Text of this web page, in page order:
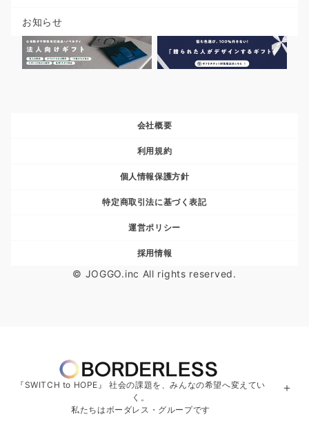
お知らせ
会社概要
利用規約
個人情報保護方針
特定商取引法に基づく表記
運営ポリシー
採用情報
© JOGGO.inc All rights reserved.
『SWITCH to HOPE』 社会の課題を、みんなの希望へ変えてい
く。
私たちはボーダレス・グループです
＋